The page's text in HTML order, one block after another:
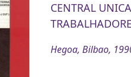
CENTRAL
Hegoa, Bilbao,